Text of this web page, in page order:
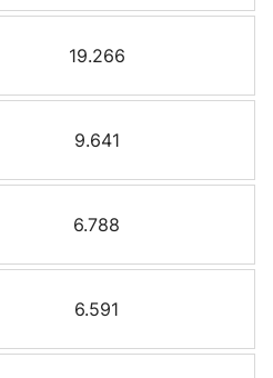
19.266
9.641
6.788
6.591